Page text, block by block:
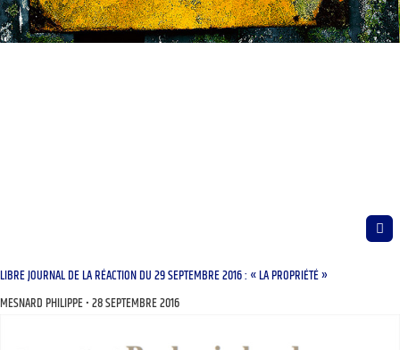
LIBRE JOURNAL DE LA RÉACTION DU 29 SEPTEMBRE 2016 : « LA PROPRIÉTÉ »
MESNARD PHILIPPE 28 SEPTEMBRE 2016